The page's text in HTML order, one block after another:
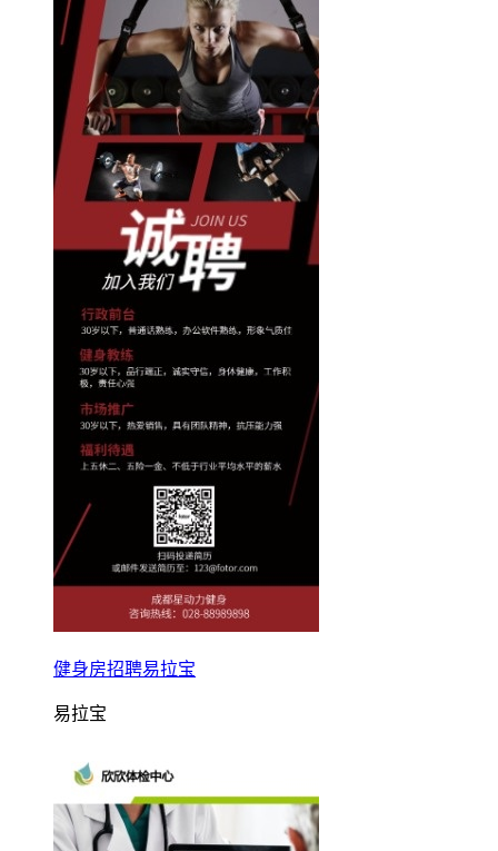
健身房招聘易拉宝
易拉宝